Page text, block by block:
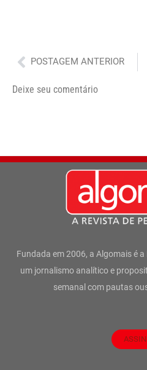
Anterior
POSTAGEM ANTERIOR
Deixe seu comentário
Fundada em 2006, a Algomais é
um jornalismo analítico e
semanal com pautas